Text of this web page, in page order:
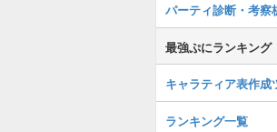
パーティ診断・考察
最強ぷにランキング
キャラティア表作成
ランキング一覧